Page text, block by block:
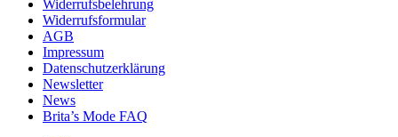
Widerrufsbelehrung
Widerrufsformular
AGB
Impressum
Datenschutzerklärung
Newsletter
News
Brita’s Mode FAQ